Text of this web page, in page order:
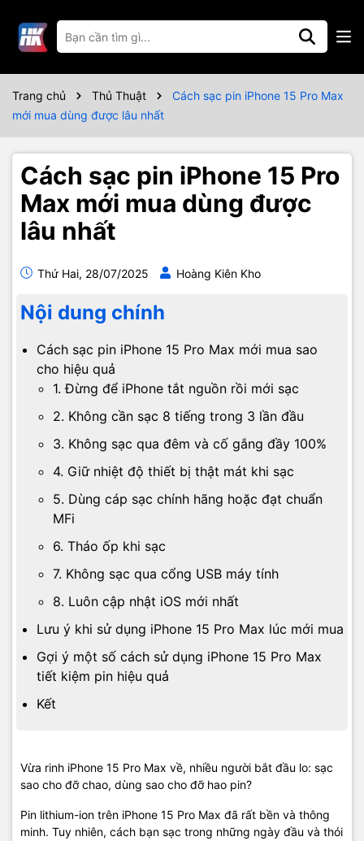
Trang chủ Thủ Thuật
Cách sạc pin iPhone 15 Pro Max
mới mua dùng được lâu nhất
Cách sạc pin iPhone 15 Pro
Max mới mua dùng được
lâu nhất
Thứ Hai, 28/07/2025 Hoàng Kiên Kho
Nội dung chính
Cách sạc pin iPhone 15 Pro Max mới mua sao
cho hiệu quả
1. Đừng để iPhone tắt nguồn rồi mới sạc
2. Không cần sạc 8 tiếng trong 3 lần đầu
3. Không sạc qua đêm và cố gắng đầy 100%
4. Giữ nhiệt độ thiết bị thật mát khi sạc
5. Dùng cáp sạc chính hãng hoặc đạt chuẩn
MFi
6. Tháo ốp khi sạc
7. Không sạc qua cổng USB máy tính
8. Luôn cập nhật iOS mới nhất
Lưu ý khi sử dụng iPhone 15 Pro Max lúc mới mua
Gợi ý một số cách sử dụng iPhone 15 Pro Max
tiết kiệm pin hiệu quả
Kết
Vừa rinh iPhone 15 Pro Max về, nhiều người bắt đầu lo: sạc
sao cho đỡ chao, dùng sao cho đỡ hao pin?
Pin lithium-ion trên iPhone 15 Pro Max đã rất bền và thông
minh. Tuy nhiên, cách bạn sạc trong những ngày đầu và thói